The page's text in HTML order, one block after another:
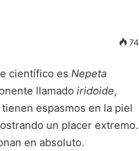
74
científico es Nepeta
llamado iridoide,
espasmos en la piel
un placer extremo.
en absoluto.